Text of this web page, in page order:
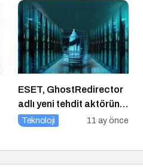
ESET, GhostRedirector
adlı yeni tehdit aktörünü
keşfetti
Teknoloji 11 ay önce